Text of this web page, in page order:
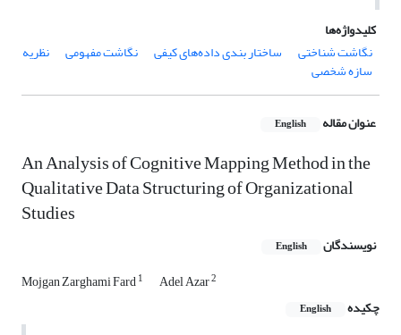
کلیدواژه‌ها
نگاشت شناختی
ساختار بندی داده‌های کیفی نگاشت مفهومی نظریه
سازه شخصی
عنوان مقاله English
An Analysis of Cognitive Mapping Method in the
Qualitative Data Structuring of Organizational
Studies
نویسندگان English
Mojgan Zarghami Fard1 Adel Azar2
چکیده English